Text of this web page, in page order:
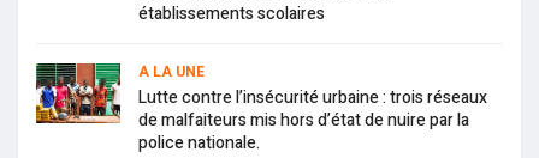
établissements scolaires
A LA UNE
Lutte contre l’insécurité urbaine : trois réseaux
de malfaiteurs mis hors d’état de nuire par la
police nationale.